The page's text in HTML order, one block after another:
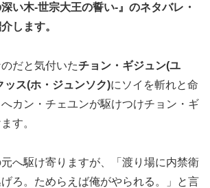
い木-世宗大王の誓い-』のネタバレ・
します。
だと気付いたチョン・ギジュン(ユ
ッス(ホ・ジュンソク)にソイを斬れと命
カン・チェユンが駆けつけチョン・ギ
す。
へ駆け寄りますが、「渡り場に内禁衛
ろ。ためらえば俺がやられる。」と言